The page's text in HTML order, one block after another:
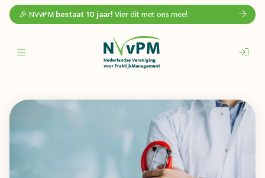
🎉 NVvPMbestaat 10 jaar!Vier dit met ons mee!